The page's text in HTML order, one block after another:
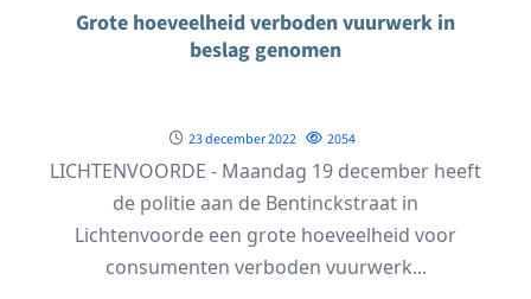
Grote hoeveelheid verboden vuurwerk in
beslag genomen
23 december 2022 2054
LICHTENVOORDE - Maandag 19 december heeft
de politie aan de Bentinckstraat in
Lichtenvoorde een grote hoeveelheid voor
consumenten verboden vuurwerk...